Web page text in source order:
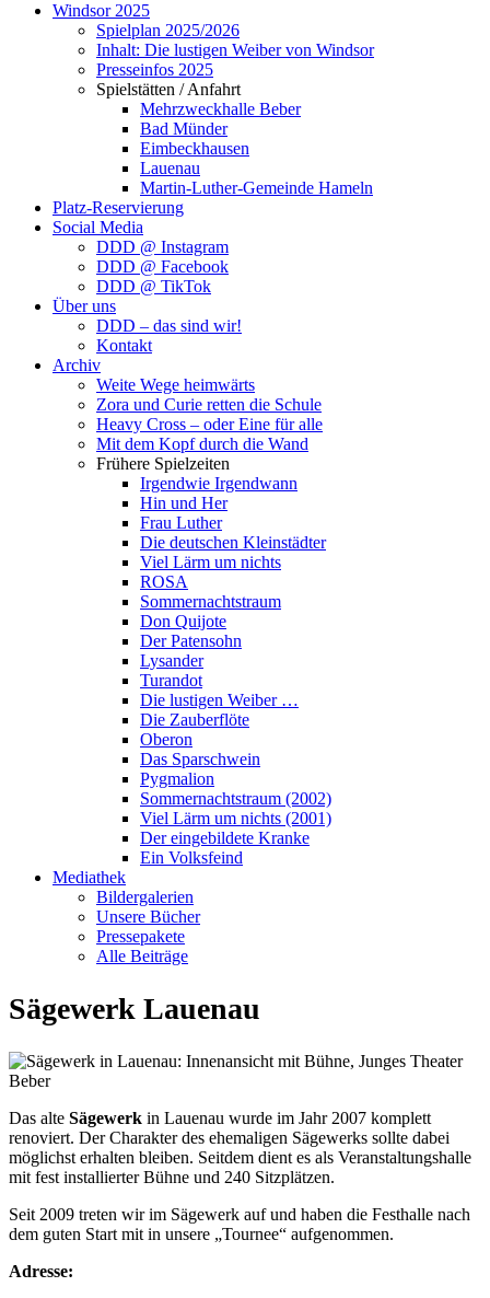
Windsor 2025
Spielplan 2025/2026
Inhalt: Die lustigen Weiber von Windsor
Presseinfos 2025
Spielstätten / Anfahrt
Mehrzweckhalle Beber
Bad Münder
Eimbeckhausen
Lauenau
Martin-Luther-Gemeinde Hameln
Platz-Reservierung
Social Media
DDD @ Instagram
DDD @ Facebook
DDD @ TikTok
Über uns
DDD – das sind wir!
Kontakt
Archiv
Weite Wege heimwärts
Zora und Curie retten die Schule
Heavy Cross – oder Eine für alle
Mit dem Kopf durch die Wand
Frühere Spielzeiten
Irgendwie Irgendwann
Hin und Her
Frau Luther
Die deutschen Kleinstädter
Viel Lärm um nichts
ROSA
Sommernachtstraum
Don Quijote
Der Patensohn
Lysander
Turandot
Die lustigen Weiber …
Die Zauberflöte
Oberon
Das Sparschwein
Pygmalion
Sommernachtstraum (2002)
Viel Lärm um nichts (2001)
Der eingebildete Kranke
Ein Volksfeind
Mediathek
Bildergalerien
Unsere Bücher
Pressepakete
Alle Beiträge
Sägewerk Lauenau
Das alte Sägewerk in Lauenau wurde im Jahr 2007 komplett
renoviert. Der Charakter des ehemaligen Sägewerks sollte dabei
möglichst erhalten bleiben. Seitdem dient es als Veranstaltungshalle
mit fest installierter Bühne und 240 Sitzplätzen.
Seit 2009 treten wir im Sägewerk auf und haben die Festhalle nach
dem guten Start mit in unsere „Tournee“ aufgenommen.
Adresse: